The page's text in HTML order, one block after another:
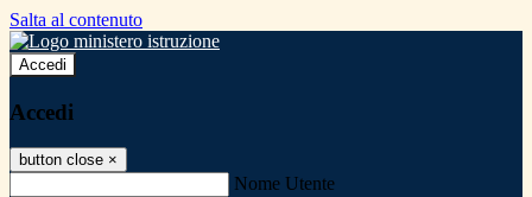
Salta al contenuto
Accedi
Accedi
button close ×
Nome Utente